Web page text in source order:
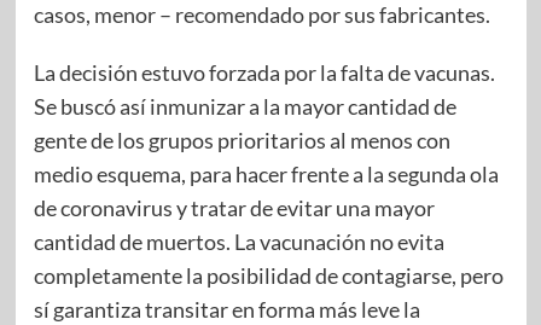
casos, menor – recomendado por sus fabricantes.
La decisión estuvo forzada por la falta de vacunas.
Se buscó así inmunizar a la mayor cantidad de
gente de los grupos prioritarios al menos con
medio esquema, para hacer frente a la segunda ola
de coronavirus y tratar de evitar una mayor
cantidad de muertos. La vacunación no evita
completamente la posibilidad de contagiarse, pero
sí garantiza transitar en forma más leve la